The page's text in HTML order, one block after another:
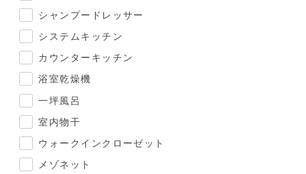
シャンプードレッサー
システムキッチン
カウンターキッチン
浴室乾燥機
一坪風呂
室内物干
ウォークインクローゼット
メゾネット